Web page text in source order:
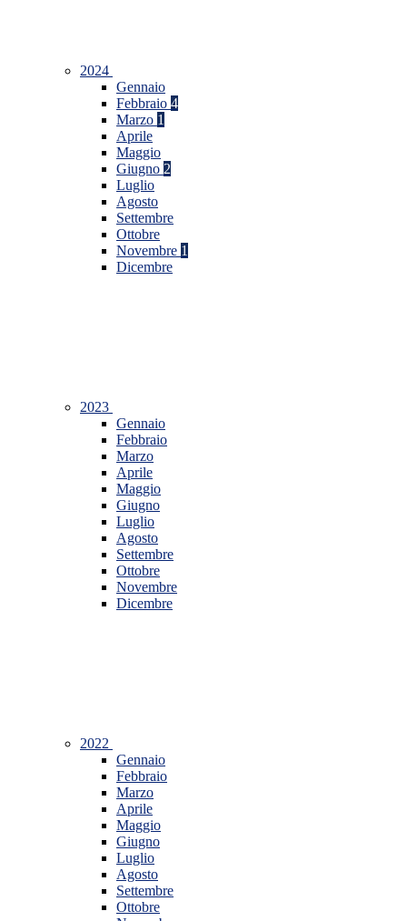
2024
Gennaio
Febbraio 4
Marzo 1
Aprile
Maggio
Giugno 2
Luglio
Agosto
Settembre
Ottobre
Novembre 1
Dicembre
2023
Gennaio
Febbraio
Marzo
Aprile
Maggio
Giugno
Luglio
Agosto
Settembre
Ottobre
Novembre
Dicembre
2022
Gennaio
Febbraio
Marzo
Aprile
Maggio
Giugno
Luglio
Agosto
Settembre
Ottobre